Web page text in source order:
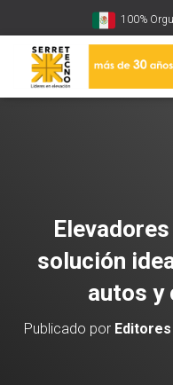
100%
solución
autos y
Publicado por